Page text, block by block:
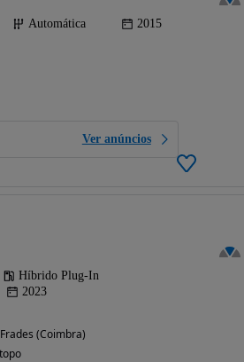
Automática 2015
Ver anúncios
Híbrido Plug-In
2023
(Coimbra)